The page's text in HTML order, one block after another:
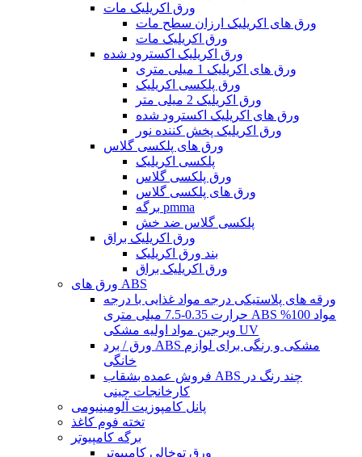
ورق اکریلیک مات
ورق های اکریلیک ارزان سطح مات
ورق اکریلیک مات
ورق اکریلیک اکسترود شده
ورق های اکریلیک 1 میلی متری
ورق پلکسی اکریلیک
ورق اکریلیک 2 میلی متر
ورق های اکریلیک اکسترود شده
ورق اکریلیک پخش کننده نور
ورق های پلکسی گلاس
پلکسی اکریلیک
ورق پلکسی گلاس
ورق های پلکسی گلاس
برگه pmma
پلکسی گلاس ضد خش
ورق اکریلیک براق
بند ورق اکریلیک
ورق اکریلیک براق
ورق های ABS
ورقه های پلاستیکی درجه مواد غذایی با درجه
حرارت 0.35-7.5 میلی متری ABS مواد 100%
ویرجین مواد اولیه مشکی UV
ورق / برد ABS مشکی و رنگی برای لوازم
خانگی
فروش عمده بشقاب ABS چند رنگ در
کارخانجات چینی
پانل کامپوزیت آلومینیومی
تخته فوم کاغذ
برگه کامپیوتر
ورق توخالی کامپیوتر